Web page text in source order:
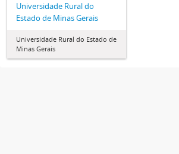
Universidade Rural do
Estado de Minas Gerais
Universidade Rural do Estado de
Minas Gerais